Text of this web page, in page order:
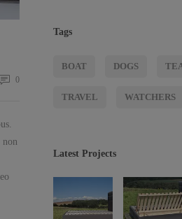
0
non
Tags
BOAT DOGS
TRAVEL WATCHERS
Latest Projects